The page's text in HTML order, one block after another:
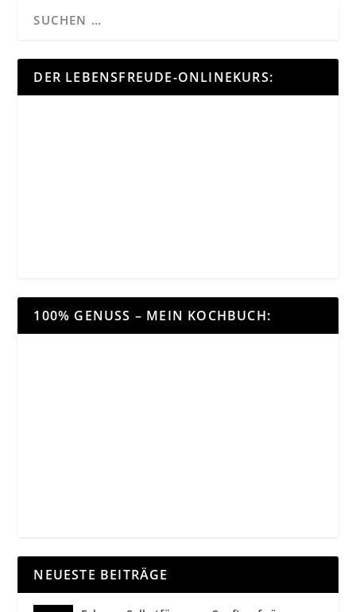
DER LEBENSFREUDE-ONLINEKURS:
100% GENUSS – MEIN KOCHBUCH:
NEUESTE BEITRÄGE